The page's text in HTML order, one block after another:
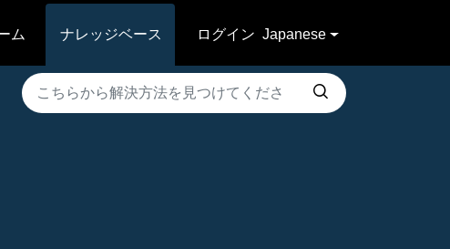
ム
ナレッジベース ログイン Japanese